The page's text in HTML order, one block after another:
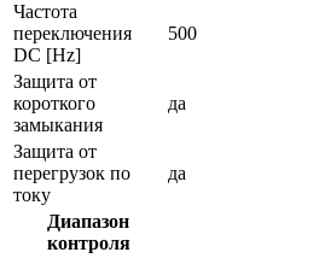
Частота
переключения
DC [Hz]
500
Защита от
короткого
замыкания
да
Защита от
перегрузок по
току
да
Диапазон
контроля